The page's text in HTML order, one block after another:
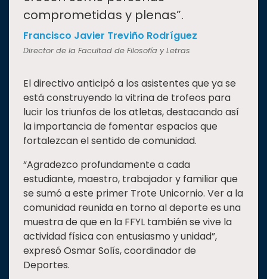
comprometidas y plenas”.
Francisco Javier Treviño Rodríguez
Director de la Facultad de Filosofía y Letras
El directivo anticipó a los asistentes que ya se
está construyendo la vitrina de trofeos para
lucir los triunfos de los atletas, destacando así
la importancia de fomentar espacios que
fortalezcan el sentido de comunidad.
“Agradezco profundamente a cada
estudiante, maestro, trabajador y familiar que
se sumó a este primer Trote Unicornio. Ver a la
comunidad reunida en torno al deporte es una
muestra de que en la FFYL también se vive la
actividad física con entusiasmo y unidad”,
expresó Osmar Solís, coordinador de
Deportes.